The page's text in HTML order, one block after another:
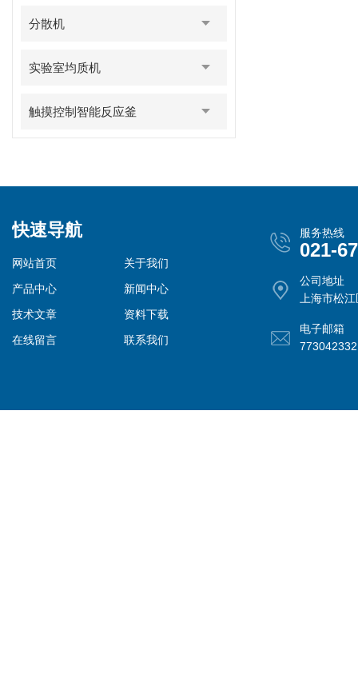
分散机
实验室均质机
触摸控制智能反应釜
快速导航
网站首页
关于我们
产品中心
新闻中心
技术文章
资料下载
在线留言
联系我们
服务热线
021-
公司地址
上海市松
电子邮箱